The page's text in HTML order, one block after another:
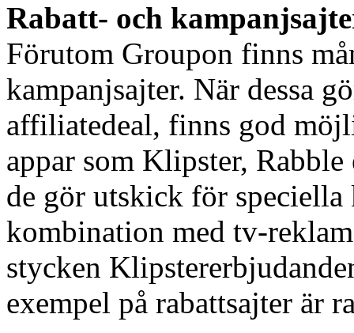
Rabatt- och
Förutom Groupon finns
kampanjsajter. När dessa
affiliatedeal, finns god
appar som Klipster,
de gör utskick för
kombination med tv-
stycken
exempel på rabattsajter är